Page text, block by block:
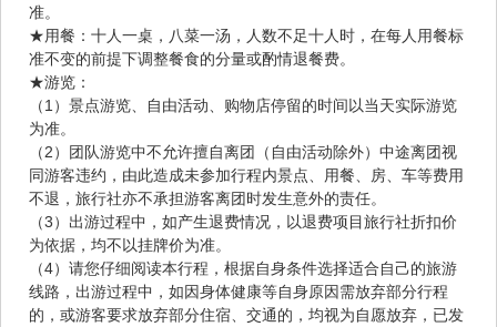
准。
★用餐：十人一桌，八菜一汤，人数不足十人时，在每人用餐标
准不变的前提下调整餐食的分量或酌情退餐费。
★游览：
（1）景点游览、自由活动、购物店停留的时间以当天实际游览
为准。
（2）团队游览中不允许擅自离团（自由活动除外）中途离团视
同游客违约，由此造成未参加行程内景点、用餐、房、车等费用
不退，旅行社亦不承担游客离团时发生意外的责任。
（3）出游过程中，如产生退费情况，以退费项目旅行社折扣价
为依据，均不以挂牌价为准。
（4）请您仔细阅读本行程，根据自身条件选择适合自己的旅游
线路，出游过程中，如因身体健康等自身原因需放弃部分行程
的，或游客要求放弃部分住宿、交通的，均视为自愿放弃，已发